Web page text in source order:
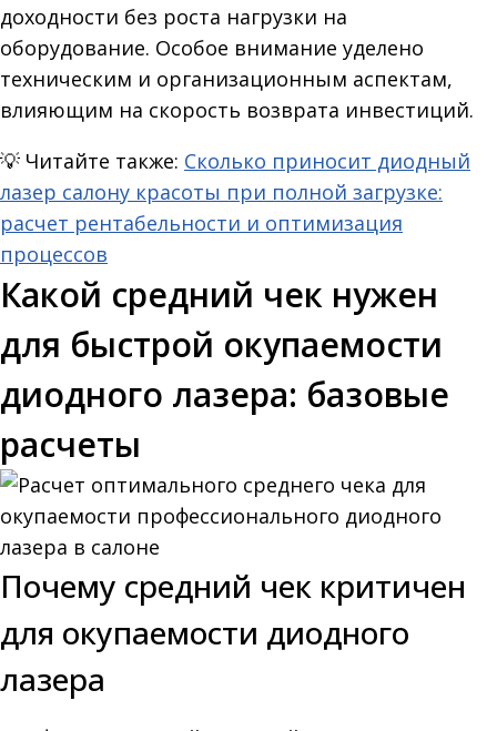
доходности без роста нагрузки на
оборудование. Особое внимание уделено
техническим и организационным аспектам,
влияющим на скорость возврата инвестиций.
💡 Читайте также: Сколько приносит диодный
лазер салону красоты при полной загрузке:
расчет рентабельности и оптимизация
процессов
Какой средний чек нужен
для быстрой окупаемости
диодного лазера: базовые
расчеты
Почему средний чек критичен
для окупаемости диодного
лазера